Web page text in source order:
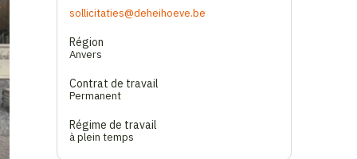
sollicitaties@deheihoeve.be
Région
Anvers
Contrat de travail
Permanent
Régime de travail
à plein temps